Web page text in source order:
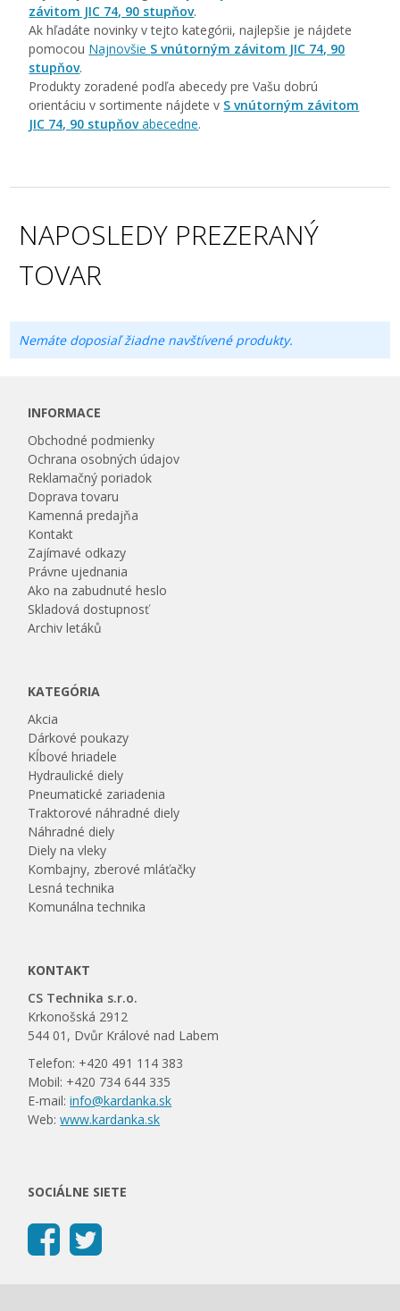
závitom JIC 74, 90 stupňov.
Ak hľadáte novinky v tejto kategórii, najlepšie je nájdete
pomocou Najnovšie S vnútorným závitom JIC 74, 90
stupňov.
Produkty zoradené podľa abecedy pre Vašu dobrú
orientáciu v sortimente nájdete v S vnútorným závitom
JIC 74, 90 stupňovabecedne.
NAPOSLEDY PREZERANÝ
TOVAR
Nemáte doposiaľ žiadne navštívené produkty.
INFORMACE
Obchodné podmienky
Ochrana osobných údajov
Reklamačný poriadok
Doprava tovaru
Kamenná predajňa
Kontakt
Zajímavé odkazy
Právne ujednania
Ako na zabudnuté heslo
Skladová dostupnosť
Archiv letáků
KATEGÓRIA
Akcia
Dárkové poukazy
Kĺbové hriadele
Hydraulické diely
Pneumatické zariadenia
Traktorové náhradné diely
Náhradné diely
Diely na vleky
Kombajny, zberové mláťačky
Lesná technika
Komunálna technika
KONTAKT
CS Technika s.r.o.
Krkonošská 2912
544 01, Dvůr Králové nad Labem
Telefon: +420 491 114 383
Mobil: +420 734 644 335
E-mail:info@kardanka.sk
Web:www.kardanka.sk
SOCIÁLNE SIETE